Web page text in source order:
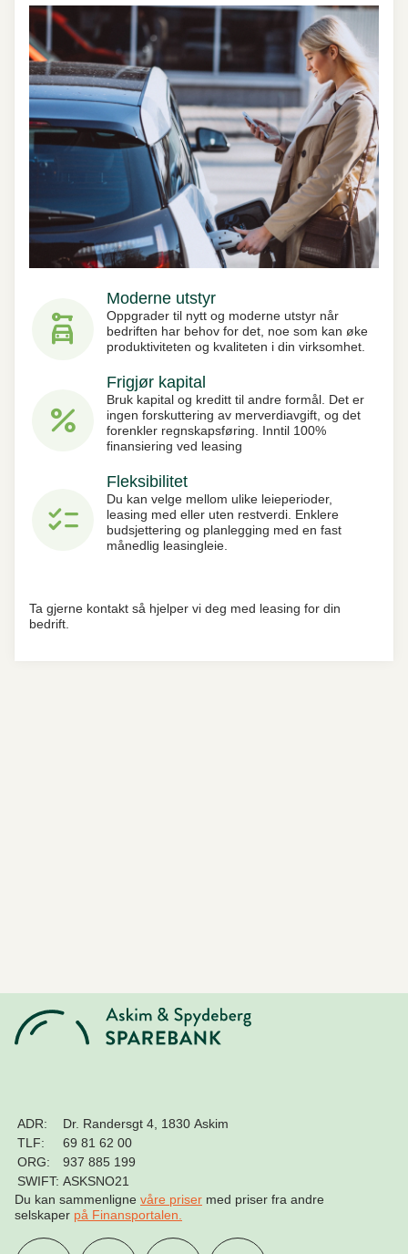
car_rental
Moderne utstyr
Oppgrader til nytt og moderne utstyr når
bedriften har behov for det, noe som kan øke
produktiviteten og kvaliteten i din virksomhet.
percent
Frigjør kapital
Bruk kapital og kreditt til andre formål. Det er
ingen forskuttering av merverdiavgift, og det
forenkler regnskapsføring. Inntil 100%
finansiering ved leasing
checklist
Fleksibilitet
Du kan velge mellom ulike leieperioder,
leasing med eller uten restverdi. Enklere
budsjettering og planlegging med en fast
månedlig leasingleie.
Ta gjerne kontakt så hjelper vi deg med leasing for din
bedrift.
ADR:
Dr. Randersgt 4, 1830 Askim
TLF:
69 81 62 00
ORG:
937 885 199
SWIFT: ASKSNO21
Du kan sammenligne våre priser med priser fra andre
selskaper på Finansportalen